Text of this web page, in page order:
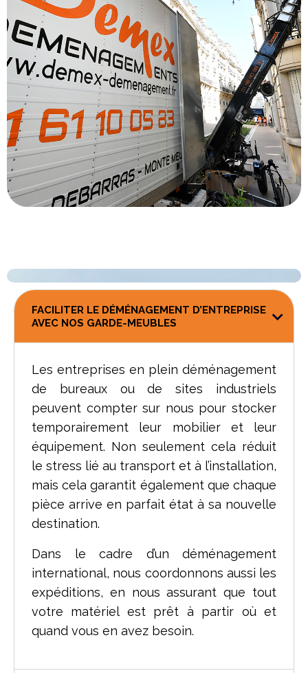
FACILITER LE DÉMÉNAGEMENT D’ENTREPRISE
AVEC NOS GARDE-MEUBLES
Les entreprises en plein déménagement
de bureaux ou de sites industriels
peuvent compter sur nous pour stocker
temporairement leur mobilier et leur
équipement. Non seulement cela réduit
le stress lié au transport et à l’installation,
mais cela garantit également que chaque
pièce arrive en parfait état à sa nouvelle
destination.
Dans le cadre d’un déménagement
international, nous coordonnons aussi les
expéditions, en nous assurant que tout
votre matériel est prêt à partir où et
quand vous en avez besoin.